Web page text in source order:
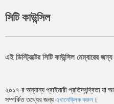
r
সিটি কাউন্সিল
এই ডিস্ট্রিক্টের সিটি কাউন্সিল মেম্বারের
২০১৭-র অন্যান্য প্রাইমারী প্রতিদ্বন্দ্বিতা
সম্পর্কিত তথ্যের জন্যএখানেক্লিক করুন ।